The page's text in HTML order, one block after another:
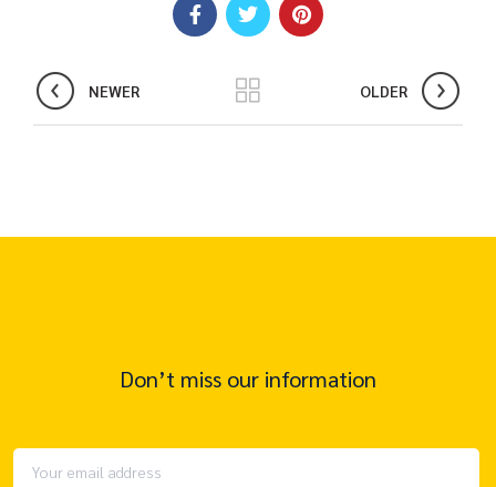
NEWER OLDER
Don’t miss our information